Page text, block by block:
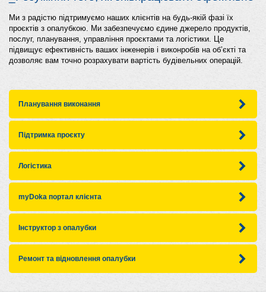
Ми з радістю підтримуємо наших клієнтів на будь-якій фазі їх
проєктів з опалубкою. Ми забезпечуємо єдине джерело продуктів,
послуг, планування, управління проєктами та логістики. Це
підвищує ефективність ваших інженерів і виконробів на об’єкті та
дозволяє вам точно розрахувати вартість будівельних операцій.
Планування виконання
Підтримка проєкту
Логістика
myDoka портал клієнта
Інструктор з опалубки
Ремонт та відновлення опалубки